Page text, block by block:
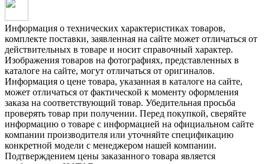
Информация о технических характеристиках товаров,
комплекте поставки, заявленная на сайте может отличаться от
действительных в товаре и носит справочный характер.
Изображения товаров на фотографиях, представленных в
каталоге на сайте, могут отличаться от оригиналов.
Информация о цене товара, указанная в каталоге на сайте,
может отличаться от фактической к моменту оформления
заказа на соответствующий товар. Убедительная просьба
проверять товар при получении. Перед покупкой, сверяйте
информацию о товаре с информацией на официальном сайте
компании производителя или уточняйте спецификацию
конкретной модели с менеджером нашей компании.
Подтверждением цены заказанного товара является